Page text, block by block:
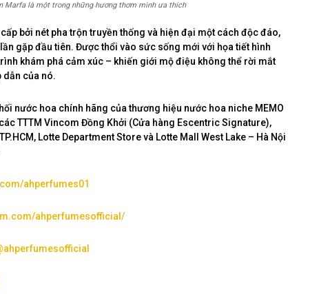
Marfa là một trong những hương thơm mình ưa thích
bởi nét pha trộn truyền thống và hiện đại một cách độc đáo,
gặp đầu tiên. Được thổi vào sức sống mới với họa tiết hình
khám phá cảm xúc – khiến giới mộ điệu không thể rời mắt
dẫn của nó.
nước hoa chính hãng của thương hiệu nước hoa niche MEMO
TTTM Vincom Đồng Khởi (Cửa hàng Escentric Signature),
Lotte Department Store và Lotte Mall West Lake – Hà Nội
ahperfumes01
ahperfumesofficial/